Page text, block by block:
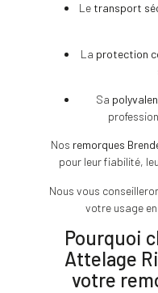
Le transport
La protection
Sa
Nos remorques
pour leur fiabilité,
Nous vous
votre usage
Pourquoi
Attelage
votre